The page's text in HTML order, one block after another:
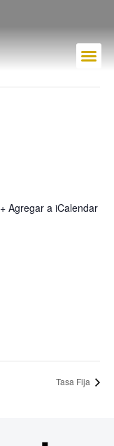
+ Agregar a iCalendar
Tasa Fija